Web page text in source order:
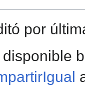
por
disponible